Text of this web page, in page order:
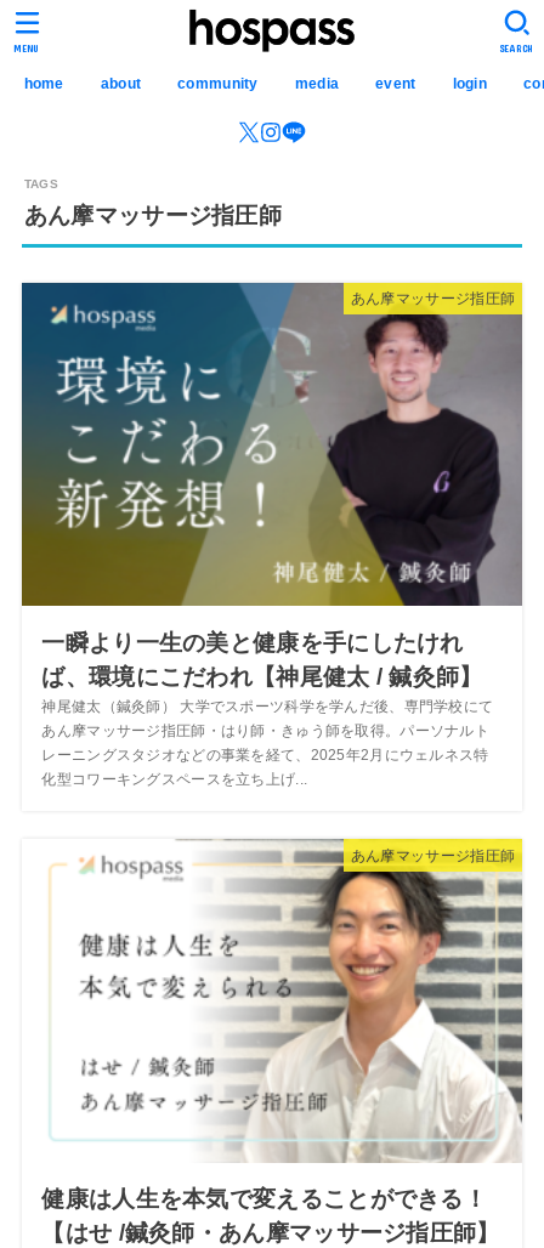
hospass media
home about community media event login
SEARCH
MENU
あん摩マッサージ指圧師
あん摩マッサージ指圧師
一瞬より一生の美と健康を手にしたけれ
ば、環境にこだわれ【神尾健太 / 鍼灸師】
神尾健太（鍼灸師） 大学でスポーツ科学を学んだ後、専門学校にて
あん摩マッサージ指圧師・はり師・きゅう師を取得。パーソナルト
レーニングスタジオなどの事業を経て、2025年2月にウェルネス特
化型コワーキングスペースを立ち上げ...
あん摩マッサージ指圧師
健康は人生を本気で変えることができる！
【はせ /鍼灸師・あん摩マッサージ指圧師】